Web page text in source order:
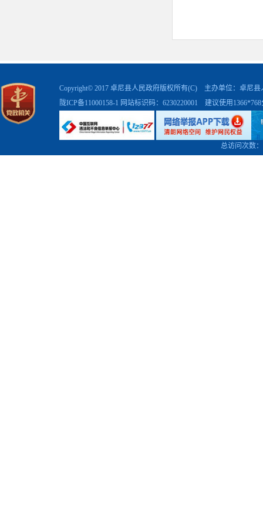
Copyright© 2017 卓尼县人民政府版权所有(C) 主办单位：卓尼
陇ICP备11000158-1 网站标识码：6230220001 建议使用
总访问次数：